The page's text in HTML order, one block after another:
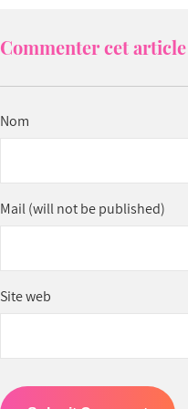
Commenter cet
Nom
Mail (will not be published)
Site web